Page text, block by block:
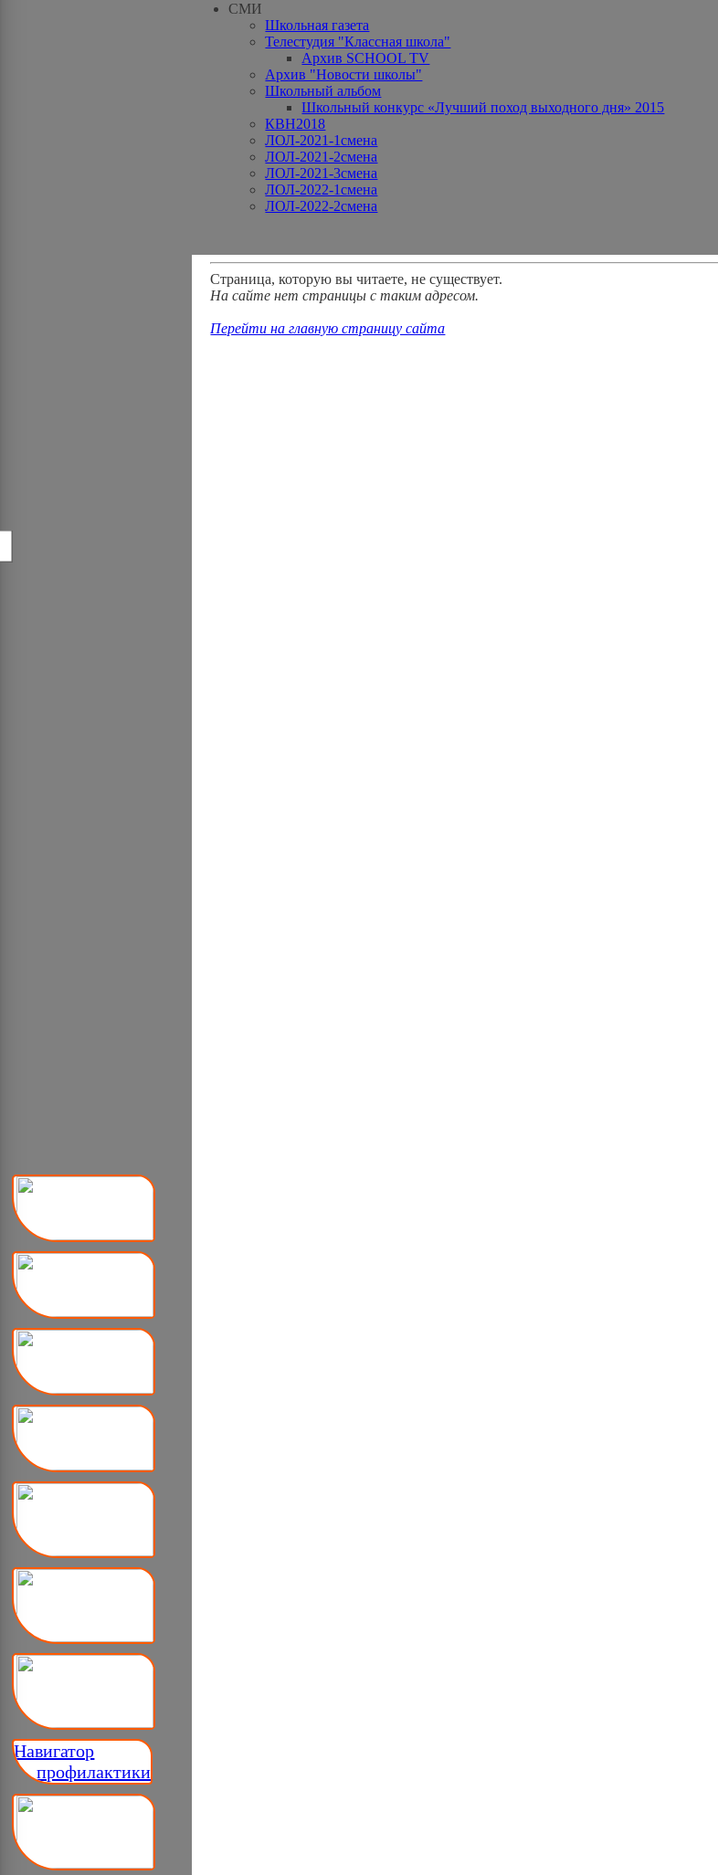
Навигатор
__ профилактики
СМИ
Школьная газета
Телестудия "Классная школа"
Архив SCHOOL TV
Архив "Новости школы"
Школьный альбом
Школьный конкурс «Лучший поход выходного дня» 2015
КВН2018
ЛОЛ-2021-1смена
ЛОЛ-2021-2смена
ЛОЛ-2021-3смена
ЛОЛ-2022-1смена
ЛОЛ-2022-2смена
Страница, которую вы читаете, не существует.
На сайте нет страницы с таким адресом.
Перейти на главную страницу сайта